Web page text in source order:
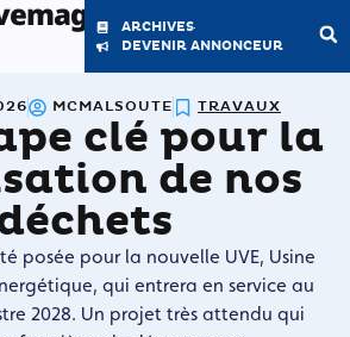
ARCHIVES
DEVENIR ANNONCEUR
MCMALSOUTE TRAVAUX
clé pour la
de nos
posée pour la nouvelle UVE, Usine
qui entrera en service au
2028. Un projet très attendu qui